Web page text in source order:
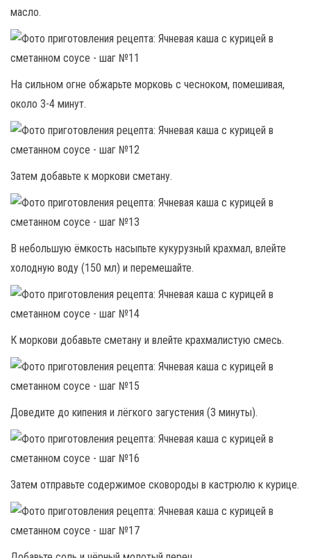
масло.
На сильном огне обжарьте морковь с чесноком, помешивая,
около 3-4 минут.
Затем добавьте к моркови сметану.
В небольшую ёмкость насыпьте кукурузный крахмал, влейте
холодную воду (150 мл) и перемешайте.
К моркови добавьте сметану и влейте крахмалистую смесь.
Доведите до кипения и лёгкого загустения (3 минуты).
Затем отправьте содержимое сковороды в кастрюлю к курице.